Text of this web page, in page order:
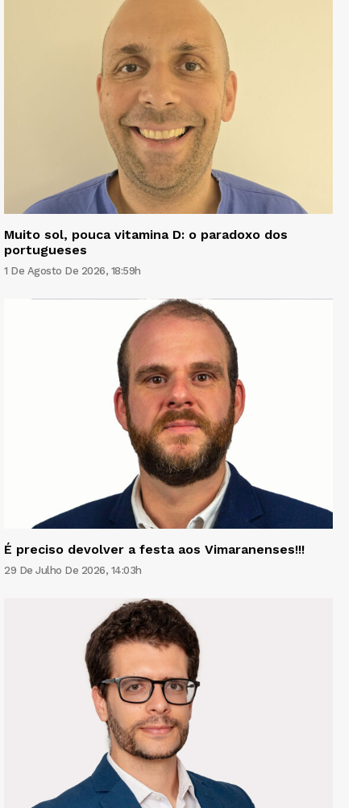
Muito sol, pouca vitamina D: o paradoxo dos
portugueses
1 De Agosto De 2026, 18:59h
É preciso devolver a festa aos Vimaranenses!!!
29 De Julho De 2026, 14:03h